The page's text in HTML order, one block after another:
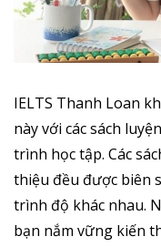
IELTS Thanh Loan
này với các sách
trình học tập. Các
thiệu đều được biên
trình độ khác nhau.
bạn nắm vững kiến